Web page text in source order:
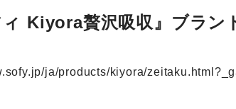
ィ Kiyora贅沢吸収』ブラン
ja/products/kiyora/